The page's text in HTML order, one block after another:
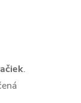
.